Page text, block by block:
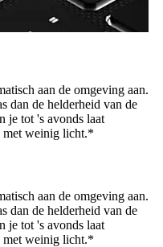
aan de omgeving aan.
dan de helderheid van de
je tot 's avonds laat
met weinig licht.*
aan de omgeving aan.
dan de helderheid van de
je tot 's avonds laat
met weinig licht.*